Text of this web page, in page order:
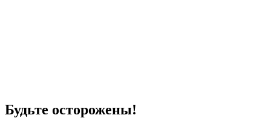
Будьте осторожены!